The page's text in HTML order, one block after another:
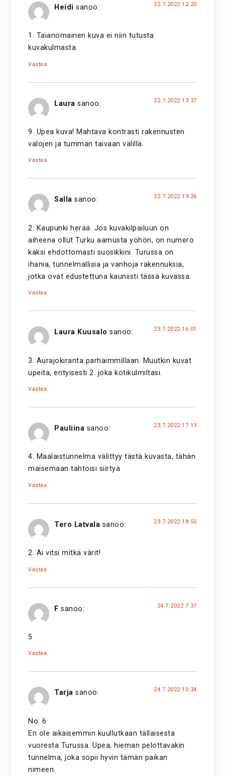
Heidi sanoo: 22.7.2022 12:20
1. Taianomainen kuva ei niin tutusta
kuvakulmasta.
Vastaa
Laura sanoo: 22.7.2022 13:37
9. Upea kuva! Mahtava kontrasti rakennusten
valojen ja tumman taivaan välillä
Vastaa
Salla sanoo: 22.7.2022 19:26
2. Kaupunki herää. Jos kuvakilpailuun on
aiheena ollut Turku aamusta yöhön, on numero
kaksi ehdottomasti suosikkini. Turussa on
ihania, tunnelmallisia ja vanhoja rakennuksia,
jotka ovat edustettuna kauniisti tässä kuvassa.
Vastaa
Laura Kuusalo sanoo: 23.7.2022 16:01
3. Aurajokiranta parhaimmillaan. Muutkin kuvat
upeita, erityisesti 2. joka kotikulmiltasi.
Vastaa
Pauliina sanoo: 23.7.2022 17:13
4. Maalaistunnelma välittyy tästä kuvasta, tähän
maisemaan tahtoisi siirtyä
Vastaa
Tero Latvala sanoo: 23.7.2022 18:55
2. Ai vitsi mitkä värit!
Vastaa
F sanoo: 24.7.2022 7:37
5
Vastaa
Tarja sanoo: 24.7.2022 10:34
No: 6
En ole aikaisemmin kuullutkaan tällaisesta
vuoresta Turussa. Upea, hieman pelottavakin
tunnelma, joka sopii hyvin tämän paikan
nimeen.